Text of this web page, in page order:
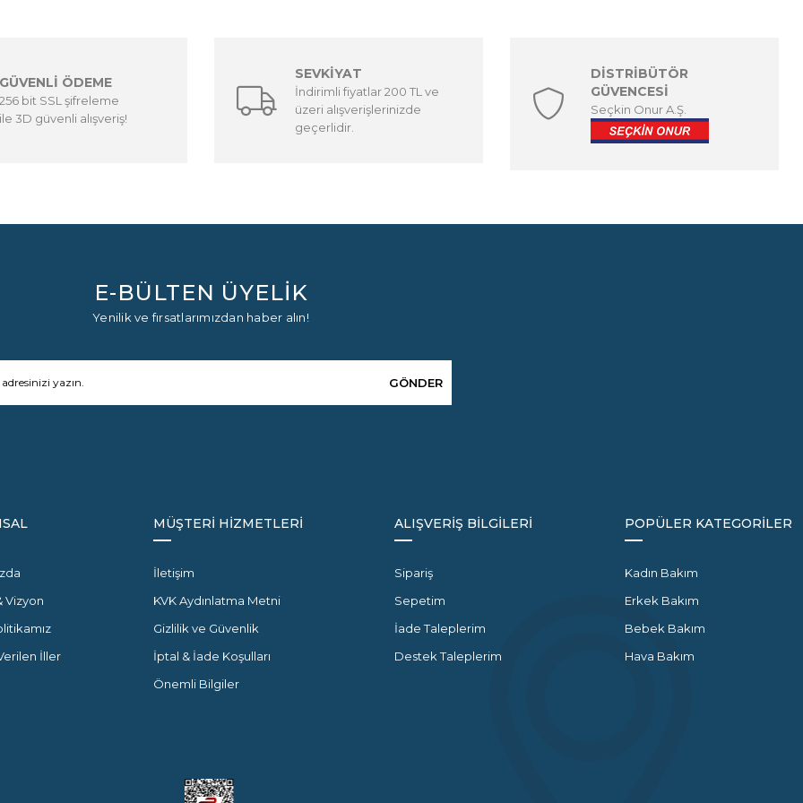
GÜVENLİ ÖDEME
256 bit SSL şifreleme
ile 3D güvenli alışveriş!
SEVKİYAT
İndirimli fiyatlar 200 TL ve
üzeri alışverişlerinizde
geçerlidir.
DİSTRİBÜTÖR
GÜVENCESİ
Seçkin Onur A.Ş.
E-BÜLTEN ÜYELİK
Yenilik ve fırsatlarımızdan haber alın!
GÖNDER
Vizyon
İller
MÜŞTERİ HİZMETLERİ
İletişim
KVK Aydınlatma Metni
Gizlilik ve Güvenlik
İptal & İade Koşulları
Önemli Bilgiler
ALIŞVERİŞ BİLGİLERİ
Sipariş
Sepetim
İade Taleplerim
Destek Taleplerim
POPÜLER KATEGORİLER
Kadın Bakım
Erkek Bakım
Bebek Bakım
Hava Bakım